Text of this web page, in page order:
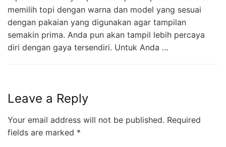
memilih topi dengan warna dan model yang sesuai
dengan pakaian yang digunakan agar tampilan
semakin prima. Anda pun akan tampil lebih percaya
diri dengan gaya tersendiri. Untuk Anda …
Leave a Reply
Your email address will not be published. Required
fields are marked *